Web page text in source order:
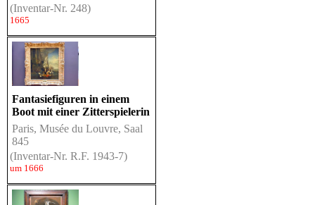
(Inventar-Nr. 248)
1665
Fantasiefiguren in einem
Boot mit einer Zitterspielerin
Paris, Musée du Louvre, Saal
845
(Inventar-Nr. R.F. 1943-7)
um 1666